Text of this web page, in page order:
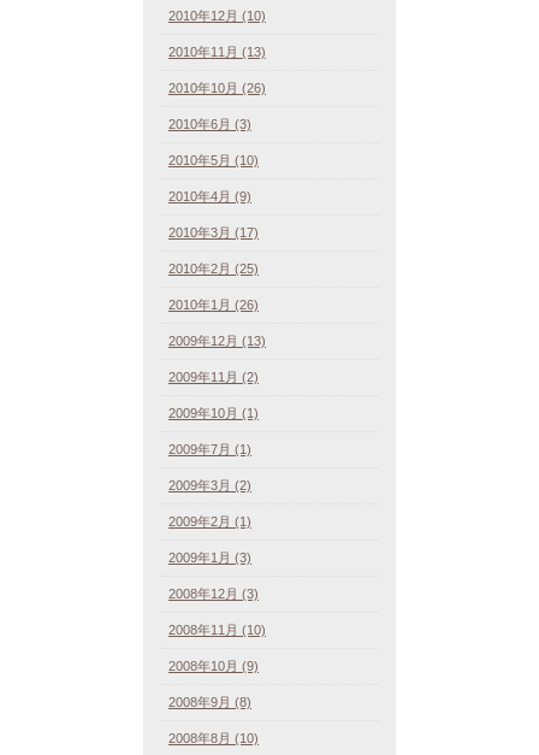
2010年12月 (10)
2010年11月 (13)
2010年10月 (26)
2010年6月 (3)
2010年5月 (10)
2010年4月 (9)
2010年3月 (17)
2010年2月 (25)
2010年1月 (26)
2009年12月 (13)
2009年11月 (2)
2009年10月 (1)
2009年7月 (1)
2009年3月 (2)
2009年2月 (1)
2009年1月 (3)
2008年12月 (3)
2008年11月 (10)
2008年10月 (9)
2008年9月 (8)
2008年8月 (10)